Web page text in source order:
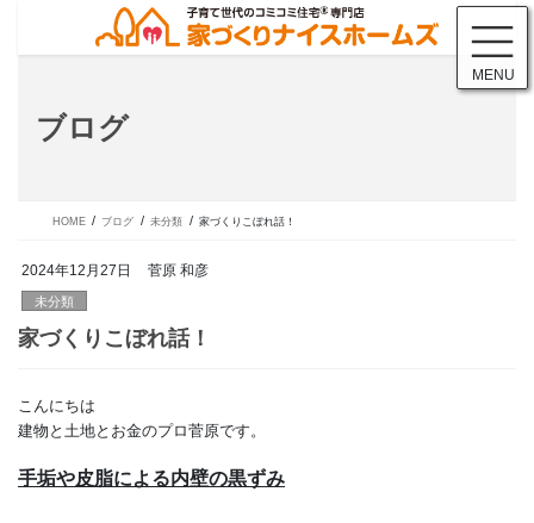
テ
ゲ
ブログ
2024年12月27日 菅原 和彦
未分類
家づくりこぼれ話！
建物と土地とお金のプロ菅原です。
MENU